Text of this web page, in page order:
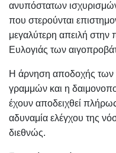
ανυπόστατων
που στερούνται
μεγαλύτερη απειλή στην
Ευλογιάς των
Η άρνηση αποδοχής των
γραμμών και η
έχουν αποδειχθεί
αδυναμία ελέγχου της
διεθνώς.